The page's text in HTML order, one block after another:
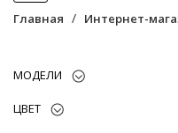
Главная Интернет-
МОДЕЛИ
ЦВЕТ